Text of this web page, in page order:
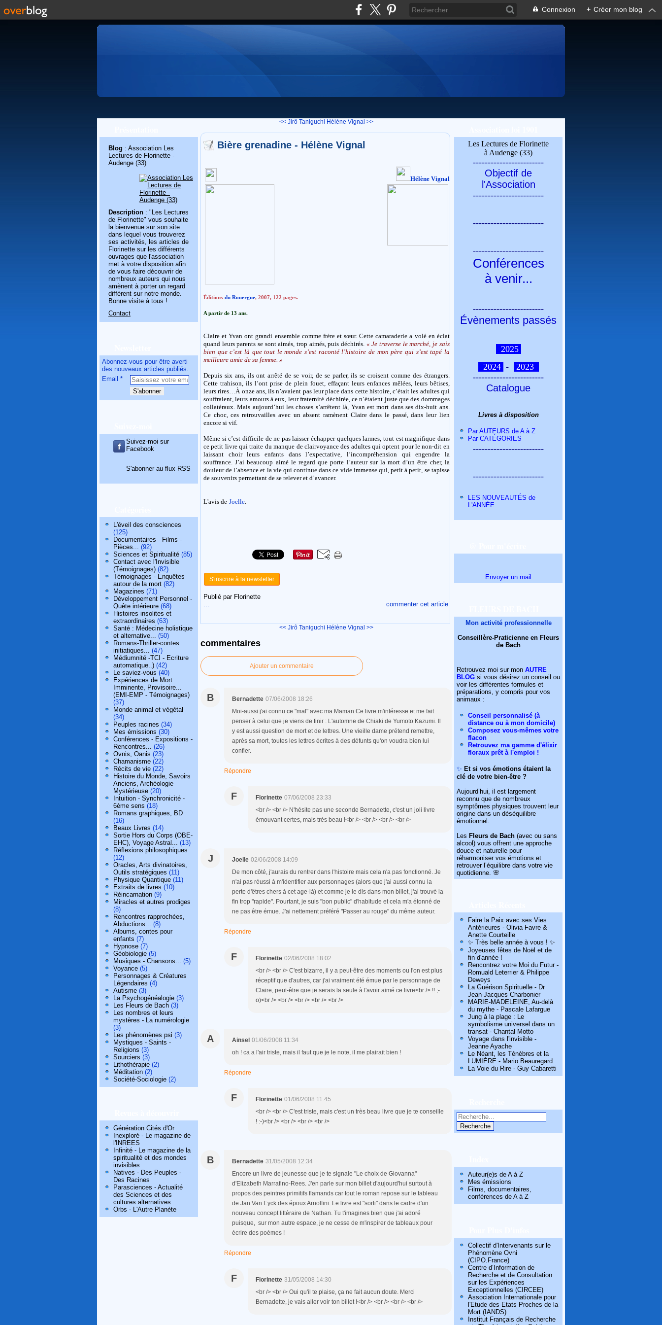
Connexion + Créer mon blog
Blog : Association Les
Lectures de Florinette -
Audenge (33)
Description : "Les Lectures
de Florinette" vous souhaite
la bienvenue sur son site
dans lequel vous trouverez
ses activités, les articles de
Florinette sur les différents
ouvrages que l'association
met à votre disposition afin
de vous faire découvrir de
nombreux auteurs qui nous
amènent à porter un regard
différent sur notre monde.
Bonne visite à tous !
Contact
Abonnez-vous pour être averti
des nouveaux articles publiés.
Email
Suivez-moi sur
Facebook
S'abonner au flux RSS
L'éveil des consciences
(125)
Documentaires - Films -
Pièces... (92)
Sciences et Spiritualité (85)
Contact avec l'Invisible
(Témoignages) (82)
Témoignages - Enquêtes
autour de la mort (82)
Magazines (71)
Développement Personnel -
Quête intérieure (68)
Histoires insolites et
extraordinaires (63)
Santé : Médecine holistique
et alternative... (50)
Romans-Thriller-contes
initiatiques... (47)
Médiumnité -TCI - Ecriture
automatique..) (42)
Le saviez-vous (40)
Expériences de Mort
Imminente, Provisoire...
(EMI-EMP - Témoignages)
(37)
Monde animal et végétal
(34)
Peuples racines (34)
Mes émissions (30)
Conférences - Expositions -
Rencontres... (26)
Ovnis, Oanis (23)
Chamanisme (22)
Récits de vie (22)
Histoire du Monde, Savoirs
Anciens, Archéologie
Mystérieuse (20)
Intuition - Synchronicité -
6ème sens (18)
Romans graphiques, BD
(16)
Beaux Livres (14)
Sortie Hors du Corps (OBE-
EHC), Voyage Astral... (13)
Réflexions philosophiques
(12)
Oracles, Arts divinatoires,
Outils stratégiques (11)
Physique Quantique (11)
Extraits de livres (10)
Réincarnation (9)
Miracles et autres prodiges
(8)
Rencontres rapprochées,
Abductions... (8)
Albums, contes pour
enfants (7)
Hypnose (7)
Géobiologie (5)
Musiques - Chansons... (5)
Voyance (5)
Personnages & Créatures
Légendaires (4)
Autisme (3)
La Psychogénéalogie (3)
Les Fleurs de Bach (3)
Les nombres et leurs
mystères - La numérologie
(3)
Les phénomènes psi (3)
Mystiques - Saints -
Religions (3)
Sourciers (3)
Lithothérapie (2)
Méditation (2)
Société-Sociologie (2)
Génération Cités d'Or
Inexploré - Le magazine de
l'INREES
Infinité - Le magazine de la
spiritualité et des mondes
invisibles
Natives - Des Peuples -
Des Racines
Parasciences - Actualité
des Sciences et des
cultures alternatives
Orbs - L'Autre Planète
<< Jirô Taniguchi Hélène Vignal >>
Bière grenadine - Hélène Vignal
Hélène Vignal
Éditions du Rouergue, 2007, 122 pages.
A partir de 13 ans.
Claire et Yvan ont grandi ensemble comme frère et sœur. Cette camaraderie a volé en éclat
quand leurs parents se sont aimés, trop aimés, puis déchirés. « Je traverse le marché, je sais
bien que c’est là que tout le monde s’est raconté l’histoire de mon père qui s’est tapé la
meilleure amie de sa femme. »
Depuis six ans, ils ont arrêté de se voir, de se parler, ils se croisent comme des étrangers.
Cette trahison, ils l’ont prise de plein fouet, effaçant leurs enfances mêlées, leurs bêtises,
leurs rires…À onze ans, ils n’avaient pas leur place dans cette histoire, c’était les adultes qui
souffraient, leurs amours à eux, leur fraternité déchirée, ce n’étaient juste que des dommages
collatéraux. Mais aujourd’hui les choses s’arrêtent là, Yvan est mort dans ses dix-huit ans.
Ce choc, ces retrouvailles avec un absent ramènent Claire dans le passé, dans leur lien
encore si vif.
Même si c’est difficile de ne pas laisser échapper quelques larmes, tout est magnifique dans
ce petit livre qui traite du manque de clairvoyance des adultes qui optent pour le non-dit en
laissant choir leurs enfants dans l’expectative, l’incompréhension qui engendre la
souffrance. J’ai beaucoup aimé le regard que porte l’auteur sur la mort d’un être cher, la
douleur de l’absence et la vie qui continue dans ce vide immense qui, petit à petit, se tapisse
de souvenirs permettant de se relever et d’avancer.
L'avis de Joelle.
S'inscrire à la newsletter
Publié par Florinette
commenter cet article
…
<< Jirô Taniguchi Hélène Vignal >>
commentaires
Ajouter un commentaire
B Bernadette 07/06/2008 18:26
Moi-aussi j'ai connu ce "mal" avec ma Maman.Ce livre m'intéresse et me fait
penser à celui que je viens de finir : L'automne de Chiaki de Yumoto Kazumi. Il
y est aussi question de mort et de lettres. Une vieille dame prétend remettre,
après sa mort, toutes les lettres écrites à des défunts qu'on voudra bien lui
confier.
Répondre
F Florinette 07/06/2008 23:33
<br /> <br /> N'hésite pas une seconde Bernadette, c'est un joli livre
émouvant certes, mais très beau !<br /> <br /> <br /> <br />
J Joelle 02/06/2008 14:09
De mon côté, j'aurais du rentrer dans l'histoire mais cela n'a pas fonctionné. Je
n'ai pas réussi à m'identifier aux personnages (alors que j'ai aussi connu la
perte d'êtres chers à cet age-là) et comme je le dis dans mon billet, j'ai trouvé la
fin trop "rapide". Pourtant, je suis "bon public" d'habitude et cela m'a étonné de
ne pas être émue. J'ai nettement préféré "Passer au rouge" du même auteur.
Répondre
F Florinette 02/06/2008 18:02
<br /> <br /> C'est bizarre, il y a peut-être des moments ou l'on est plus
réceptif que d'autres, car j'ai vraiment été émue par le personnage de
Claire, peut-être que je serais la seule à l'avoir aimé ce livre<br /> !! ;-
o)<br /> <br /> <br /> <br /> <br />
A Ainsel 01/06/2008 11:34
oh ! ca a l'air triste, mais il faut que je le note, il me plairait bien !
Répondre
F Florinette 01/06/2008 11:45
<br /> <br /> C'est triste, mais c'est un très beau livre que je te conseille
! :-)<br /> <br /> <br /> <br />
B Bernadette 31/05/2008 12:34
Encore un livre de jeunesse que je te signale "Le choix de Giovanna"
d'Elizabeth Marrafino-Rees. J'en parle sur mon billet d'aujourd'hui surtout à
propos des peintres primitifs flamands car tout le roman repose sur le tableau
de Jan Van Eyck des époux Arnolfini. Le livre est "sorti" dans le cadre d'un
nouveau concept littéraire de Nathan. Tu t'imagines bien que j'ai adoré
puisque, sur mon autre espace, je ne cesse de m'inspirer de tableaux pour
écrire des poèmes !
Répondre
F Florinette 31/05/2008 14:30
<br /> <br /> Oui qu'il te plaise, ça ne fait aucun doute. Merci
Bernadette, je vais aller voir ton billet !<br /> <br /> <br /> <br />
Les Lectures de Florinette
à Audenge (33)
------------------------
Objectif de
l'Association
------------------------
------------------------
------------------------
Conférences
à venir...
------------------------
Évènements passés
2025
2024 -
2023
------------------------
Catalogue
Livres à disposition
Par AUTEURS de A à Z
Par CATÉGORIES
------------------------
------------------------
LES NOUVEAUTÉS de
L'ANNÉE
Envoyer un mail
Mon activité professionnelle
Conseillère-Praticienne en Fleurs
de Bach
Retrouvez moi sur mon AUTRE
BLOG si vous désirez un conseil ou
voir les différentes formules et
préparations, y compris pour vos
animaux :
Conseil personnalisé (à
distance ou à mon domicile)
Composez vous-mêmes votre
flacon
Retrouvez ma gamme d'élixir
floraux prêt à l'emploi !
✨ Et si vos émotions étaient la
clé de votre bien-être ?
Aujourd’hui, il est largement
reconnu que de nombreux
symptômes physiques trouvent leur
origine dans un déséquilibre
émotionnel.
Les Fleurs de Bach (avec ou sans
alcool) vous offrent une approche
douce et naturelle pour
réharmoniser vos émotions et
retrouver l’équilibre dans votre vie
quotidienne. 🌸
Faire la Paix avec ses Vies
Antérieures - Olivia Favre &
Anette Courteille
✨ Très belle année à vous ! ✨
Joyeuses fêtes de Noël et de
fin d'année !
Rencontrez votre Moi du Futur -
Romuald Leterrier & Philippe
Deweys
La Guérison Spirituelle - Dr
Jean-Jacques Charbonier
MARIE-MADELEINE, Au-delà
du mythe - Pascale Lafargue
Jung à la plage : Le
symbolisme universel dans un
transat - Chantal Motto
Voyage dans l'invisible -
Jeanne Ayache
Le Néant, les Ténèbres et la
LUMIÈRE - Mario Beauregard
La Voie du Rire - Guy Cabaretti
Auteur(e)s de A à Z
Mes émissions
Films, documentaires,
conférences de A à Z
Collectif d'Intervenants sur le
Phénomène Ovni
(CIPO.France)
Centre d’Information de
Recherche et de Consultation
sur les Expériences
Exceptionnelles (CIRCEE)
Association Internationale pour
l'Etude des Etats Proches de la
Mort (IANDS)
Institut Français de Recherche